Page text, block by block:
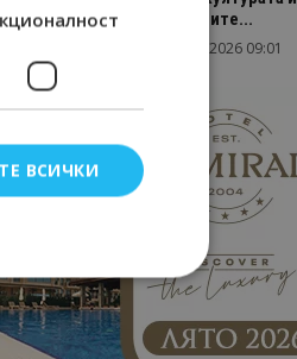
вдъхновяващите...
17/06/2026 09:01
ВСИЧКИ